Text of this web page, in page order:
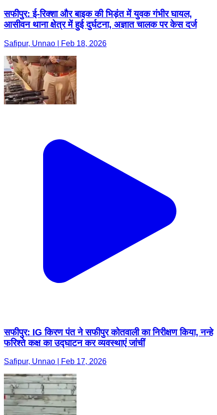
सफीपुर: ई-रिक्शा और बाइक की भिड़ंत में युवक गंभीर घायल,
आसीवन थाना क्षेत्र में हुई दुर्घटना, अज्ञात चालक पर केस दर्ज
Safipur, Unnao | Feb 18, 2026
सफीपुर: IG किरण पंत ने सफीपुर कोतवाली का निरीक्षण किया, नन्हे
फरिश्ते कक्ष का उद्घाटन कर व्यवस्थाएं जांचीं
Safipur, Unnao | Feb 17, 2026